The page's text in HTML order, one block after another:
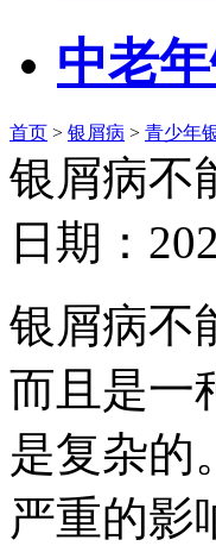
中老
首页 > 银屑病 > 青少年
银屑病不
日期：
银屑病不
而且是一
是复杂的
严重的影